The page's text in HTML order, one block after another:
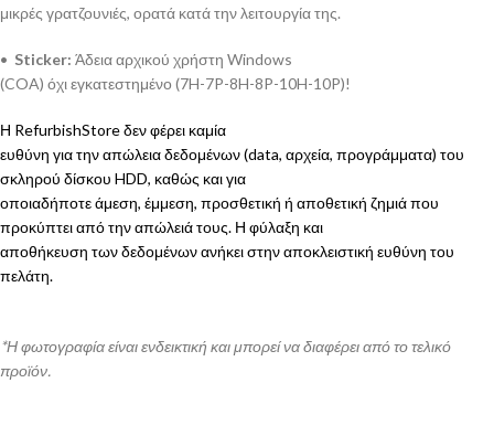
μικρές γρατζουνιές, ορατά κατά την λειτουργία της.
• Sticker: Άδεια αρχικού χρήστη Windows
(COA) όχι εγκατεστημένο (7H-7P-8H-8P-10H-10P)!
Η RefurbishStore δεν φέρει καμία
ευθύνη για την απώλεια δεδομένων (data, αρχεία, προγράμματα) του
σκληρού δίσκου HDD, καθώς και για
οποιαδήποτε άμεση, έμμεση, προσθετική ή αποθετική ζημιά που
προκύπτει από την απώλειά τους. Η φύλαξη και
αποθήκευση των δεδομένων ανήκει στην αποκλειστική ευθύνη του
πελάτη.
*Η φωτογραφία είναι ενδεικτική και μπορεί να διαφέρει από το τελικό
προϊόν.